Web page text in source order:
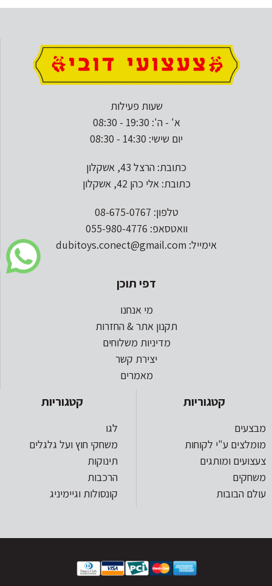
שעות פעילות
א' - ה': 19:30 - 08:30
יום שישי: 14:30 - 08:30
כתובת: הרצל 43, אשקלון
כתובת: אלי כהן 42, אשקלון
טלפון: 08-675-0767
וואטסאפ: 055-980-4776
אימייל: dubitoys.conect@gmail.com
דפי תוכן
מי אנחנו
תקנון אתר & החזרות
מדיניות משלוחים
יצירת קשר
מאמרים
קטגוריות
מבצעים
מומלצים ע"י לקוחות
צעצועים ומותגים
משחקים
עולם הבובות
קטגוריות
לגו
משחקי חוץ ועל גלגלים
תינוקות
הרכבות
קונסולות וגיימיניג